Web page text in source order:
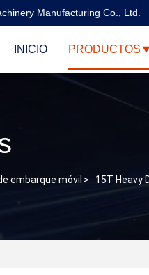
Manufacturing Co., Ltd.
INICIO PRODUCTOS
embarque móvil > 15T Heavy